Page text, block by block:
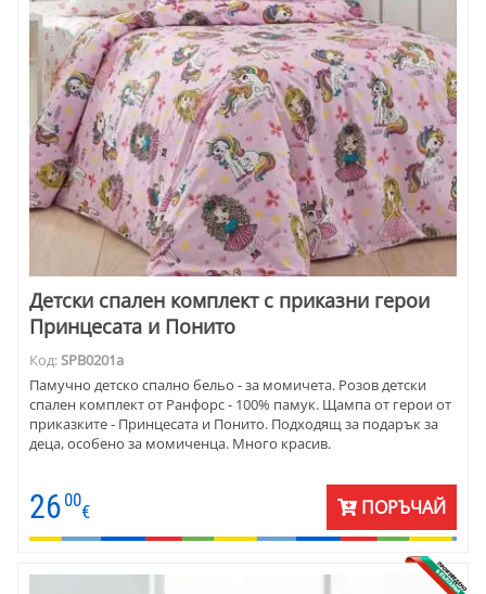
Детски спален комплект с приказни герои
Принцесата и Понито
Код:SPB0201a
Памучно детско спално бельо - за момичета. Розов детски
спален комплект от Ранфорс - 100% памук. Щампа от герои от
приказките - Принцесата и Понито. Подходящ за подарък за
деца, особено за момиченца. Много красив.
26 00
€ ПОРЪЧАЙ